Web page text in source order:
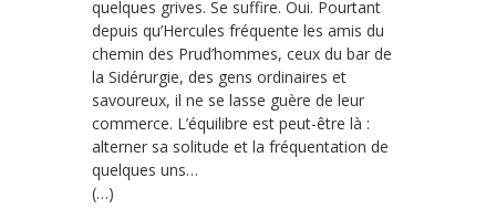
quelques grives. Se suffire. Oui. Pourtant
depuis qu’Hercules fréquente les amis du
chemin des Prud’hommes, ceux du bar de
la Sidérurgie, des gens ordinaires et
savoureux, il ne se lasse guère de leur
commerce. L’équilibre est peut-être là :
alterner sa solitude et la fréquentation de
quelques uns…
(…)